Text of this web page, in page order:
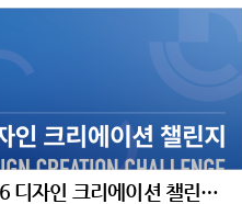
2026 디자인 크리에이션 챌린지(DCC) — 3D프린팅 제품디자인 공모전